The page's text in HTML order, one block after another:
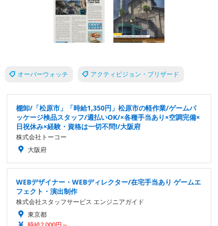
オーバーウォッチ アクティビジョン・ブリザード
棚卸/「松原市」「時給1,350円」松原市の軽作業/ゲームパ
ッケージ検品スタッフ/週払いOK/×各種手当あり×空調完備×
日祝休み×経験・資格は一切不問!/大阪府
株式会社トーコー
大阪府
WEBデザイナー・WEBディレクター/在宅手当あり ゲームエ
フェクト・演出制作
株式会社スタッフサービス エンジニアガイド
東京都